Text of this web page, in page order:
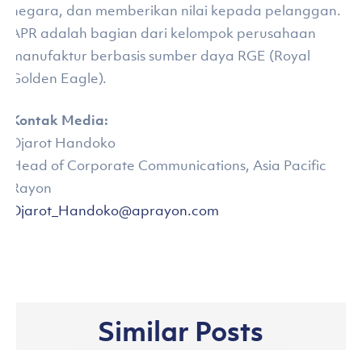
negara, dan memberikan nilai kepada pelanggan.
APR adalah bagian dari kelompok perusahaan
manufaktur berbasis sumber daya RGE (Royal
Golden Eagle).
Kontak Media:
Djarot Handoko
Head of Corporate Communications, Asia Pacific
Rayon
Djarot_Handoko@aprayon.com
Similar Posts